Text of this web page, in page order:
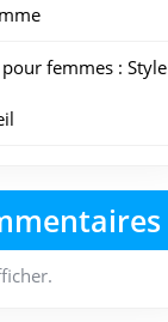
femmes : Style